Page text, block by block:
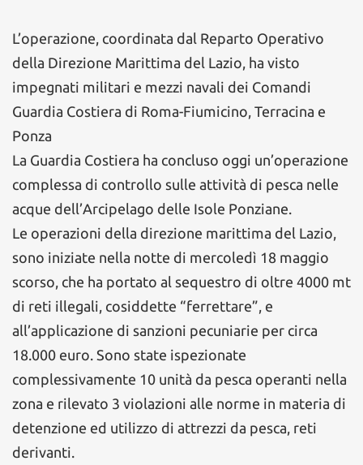
L’operazione, coordinata dal Reparto Operativo
della Direzione Marittima del Lazio, ha visto
impegnati militari e mezzi navali dei Comandi
Guardia Costiera di Roma-Fiumicino, Terracina e
Ponza
La Guardia Costiera ha concluso oggi un’operazione
complessa di controllo sulle attività di pesca nelle
acque dell’Arcipelago delle Isole Ponziane.
Le operazioni della direzione marittima del Lazio,
sono iniziate nella notte di mercoledì 18 maggio
scorso, che ha portato al sequestro di oltre 4000 mt
di reti illegali, cosiddette “ferrettare”, e
all’applicazione di sanzioni pecuniarie per circa
18.000 euro. Sono state ispezionate
complessivamente 10 unità da pesca operanti nella
zona e rilevato 3 violazioni alle norme in materia di
detenzione ed utilizzo di attrezzi da pesca, reti
derivanti.